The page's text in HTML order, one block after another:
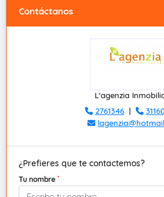
Contáctanos
L'agenzia
2761346|
¿Prefieres que te contactemos?
Tu nombre *